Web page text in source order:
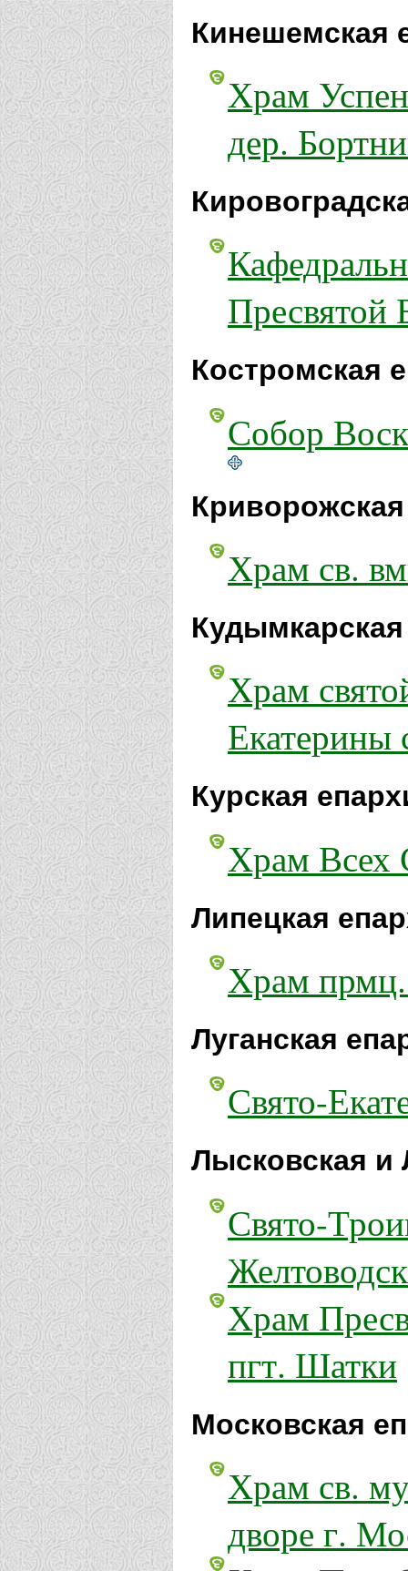
Кинешемская
Храм
дер.
Пресвятой
Костромская
Собор
Храм св.
Храм
Екатерины
Курская
Храм Всех
Липецкая
Храм
Луганская
Свято-
Лысковская и
Свято-
Храм
пгт. Шатки
Московская
Храм св.
дворе г.